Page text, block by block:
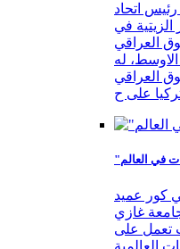
اتحاد
في
العراقي
له
العراقي
على ح
كور عميد
غازي
تعمل على